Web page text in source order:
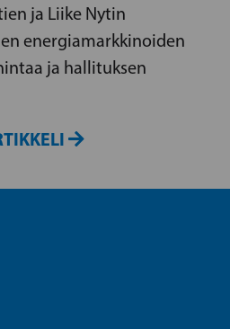
ja Liike Nytin
energiamarkkinoiden
ja hallituksen